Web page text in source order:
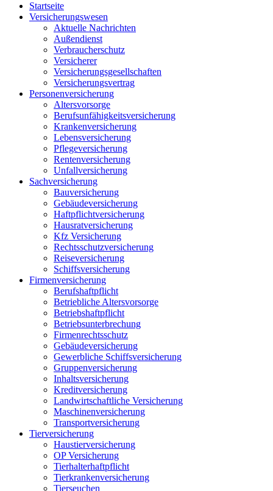
Startseite
Versicherungswesen
Aktuelle Nachrichten
Außendienst
Verbraucherschutz
Versicherer
Versicherungsgesellschaften
Versicherungsvertrag
Personenversicherung
Altersvorsorge
Berufsunfähigkeits­versicherung
Krankenversicherung
Lebensversicherung
Pflegeversicherung
Rentenversicherung
Unfallversicherung
Sachversicherung
Bauversicherung
Gebäudeversicherung
Haftpflichtversicherung
Hausratversicherung
Kfz Versicherung
Rechtsschutzversicherung
Reiseversicherung
Schiffsversicherung
Firmenversicherung
Berufshaftpflicht
Betriebliche Altersvorsorge
Betriebshaftpflicht
Betriebsunterbrechung
Firmenrechtsschutz
Gebäudeversicherung
Gewerbliche Schiffsversicherung
Gruppenversicherung
Inhaltsversicherung
Kreditversicherung
Landwirtschaftliche Versicherung
Maschinenversicherung
Transportversicherung
Tierversicherung
Haustierversicherung
OP Versicherung
Tierhalterhaftpflicht
Tierkrankenversicherung
Tierseuchen